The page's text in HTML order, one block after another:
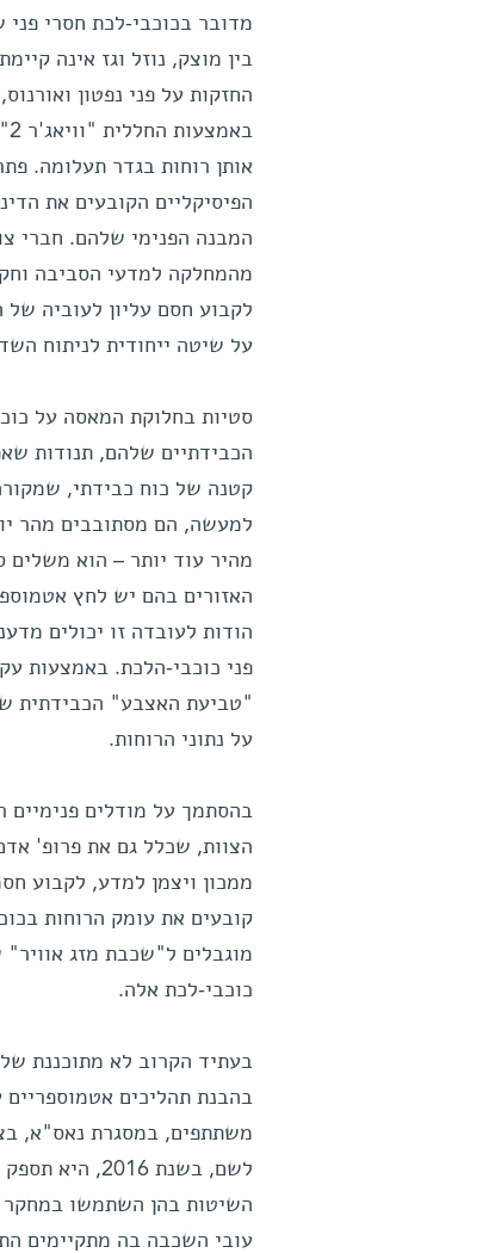
מדובר בכוכבי-לכת חסרי
בין מוצק, נוזל וגז אינה
אותן רוחות בגדר תעלומה.
הפיסיקליים הקובעים את
המבנה הפנימי שלהם. חברי
מהמחלקה למדעי הסביבה
לקבוע חסם עליון לעוביה
על שיטה ייחודית לניתוח
סטיות בחלוקת המאסה על
הכבידתיים שלהם, תנודות
קטנה של כוח כבידתי,
האזורים בהם יש לחץ
הודות לעובדה זו יכולים
פני כוכבי-הלכת. באמצעות
"טביעת האצבע" הכבידתית
על נתוני הרוחות.
בהסתמך על מודלים פנימיים
הצוות, שכלל גם את פרופ'
ממכון ויצמן למדע, לקבוע
קובעים את עומק הרוחות
כוכבי-לכת אלה.
בעתיד הקרוב לא מתוכננת
בהבנת תהליכים
לשם, בשנת
השיטות בהן השתמשו במחקר
עובי השכבה בה מתקיימים